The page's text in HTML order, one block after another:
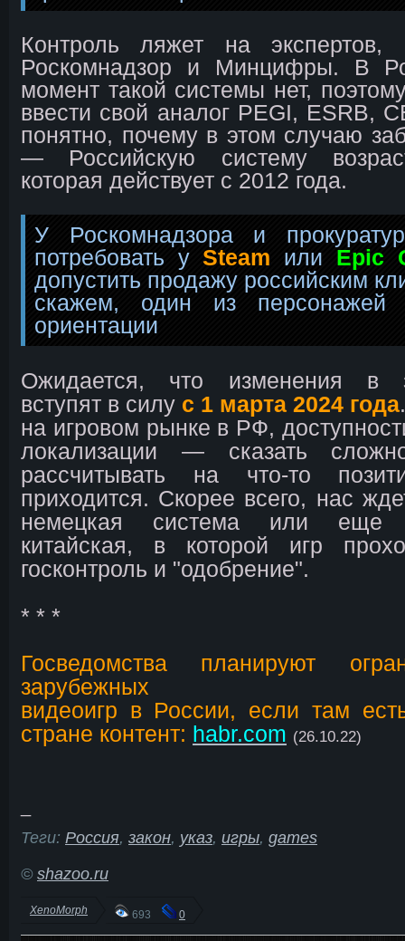
Контроль ляжет на экспертов,
Роскомнадзор и Минцифры. В
момент такой системы нет,
ввести свой аналог PEGI, ESRB,
понятно, почему в этом случаю
— Российскую систему
которая действует с 2012 года.
У Роскомнадзора и
потребовать уSteam или Epic
допустить продажу российским
скажем, один из персонажей
ориентации
Ожидается, что изменения в
вступят в силу с 1 марта 2024 года
на игровом рынке в РФ,
локализации — сказать
рассчитывать на что-то
приходится. Скорее всего, нас
немецкая система или еще
китайская, в которой игр
госконтроль и "одобрение".
* * *
Госведомства планируют
зарубежных
видеоигр в России, если там
стране контент: habr.com (26.10.22)
Теги: Россия, закон, указ, игры, games
© shazoo.ru
XenoMorph 693 0